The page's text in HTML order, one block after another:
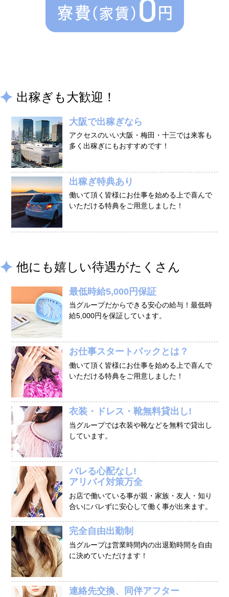
› お仕事コラム
› 先輩たちの声
› 卒業生の声
› ご応募・お問い合わせ
› サイトマップ
› グループサイト
› オンラインヴィヴィッド
› 店舗スタッフ求人
出稼ぎも大歓迎！
大阪で出稼ぎなら
アクセスのいい大阪・梅田・十三では来客も
多く出稼ぎにもおすすめです！
出稼ぎ特典あり
働いて頂く皆様にお仕事を始める上で喜んで
いただける特典をご用意しました！
他にも嬉しい待遇がたくさん
最低時給5,000円保証
当グループだからできる安心の給与！最低時
給5,000円を保証しています。
お仕事スタートパックとは？
働いて頂く皆様にお仕事を始める上で喜んで
いただける特典をご用意しました！
衣装・ドレス・靴無料貸出し!
当グループでは衣装や靴などを無料で貸出し
しています。
バレる心配なし!
アリバイ対策万全
お店で働いている事が親・家族・友人・知り
合いにバレずに安心して働く事が出来ます。
完全自由出勤制
当グループは営業時間内の出退勤時間を自由
に決めていただけます！
連絡先交換、同伴アフター